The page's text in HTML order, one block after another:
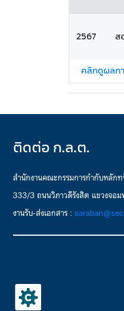
2567 ส
คลิกดูผลก
ติดต่อ ก.ล.ต.
สำนักงานคณะกรรมการกำกับหลั
333/3 ถนนวิภาวดีรังสิต แขวงจอ
งานรับ-ส่งเอกสาร :